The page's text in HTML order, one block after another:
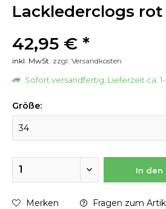
Lacklederclogs rot
42,95 € *
inkl. MwSt. zzgl. Versandkosten
Sofort versandfertig, Lieferzeit ca.
Größe:
In den
Merken Fragen zum